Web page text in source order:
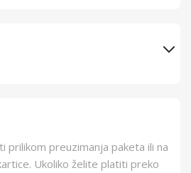
Electric Co., Ltd.
prilikom preuzimanja paketa ili na
Ukoliko želite platiti preko